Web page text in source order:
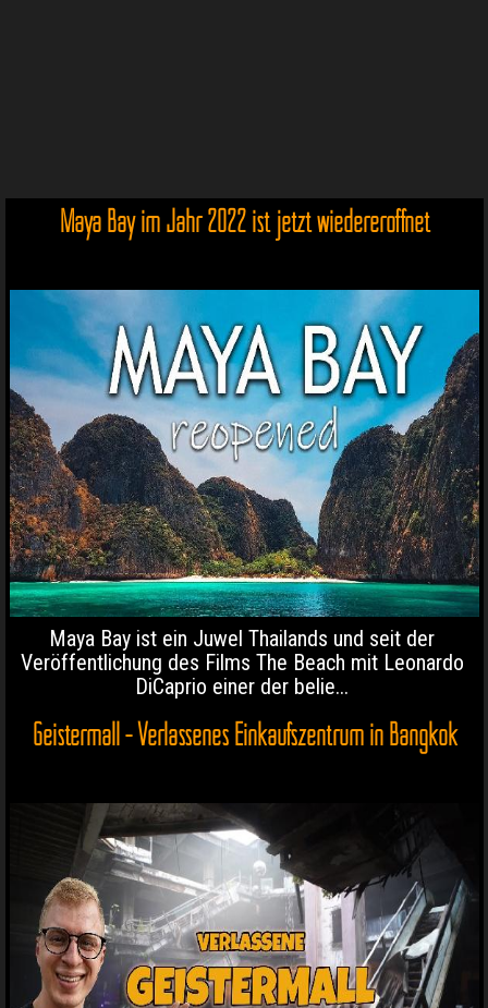
Maya Bay im Jahr 2022 ist jetzt wiedereröffnet
Maya Bay ist ein Juwel Thailands und seit der
Veröffentlichung des Films The Beach mit Leonardo
DiCaprio einer der belie...
Geistermall - Verlassenes Einkaufszentrum in Bangkok